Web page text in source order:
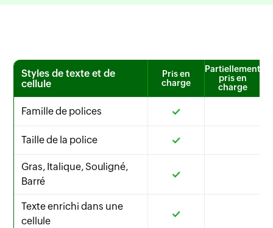
Styles de texte et de
cellule
Pris en
charge
Partiellement
pris en
charge
Famille de polices
Taille de la police
Gras, Italique, Souligné,
Barré
Texte enrichi dans une
cellule